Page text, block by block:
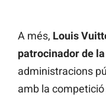
A més, Louis
patrocinador de
administracions
amb la